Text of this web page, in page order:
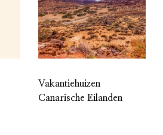
Vakantiehuizen
Canarische Eilanden